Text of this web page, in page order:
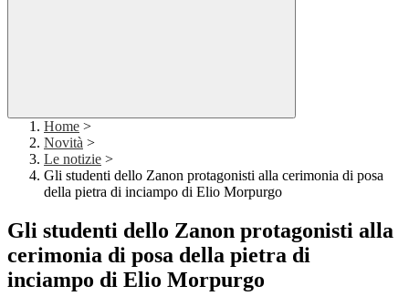
Home >
Novità >
Le notizie >
Gli studenti dello Zanon protagonisti alla cerimonia di posa
della pietra di inciampo di Elio Morpurgo
Gli studenti dello Zanon protagonisti alla
cerimonia di posa della pietra di
inciampo di Elio Morpurgo